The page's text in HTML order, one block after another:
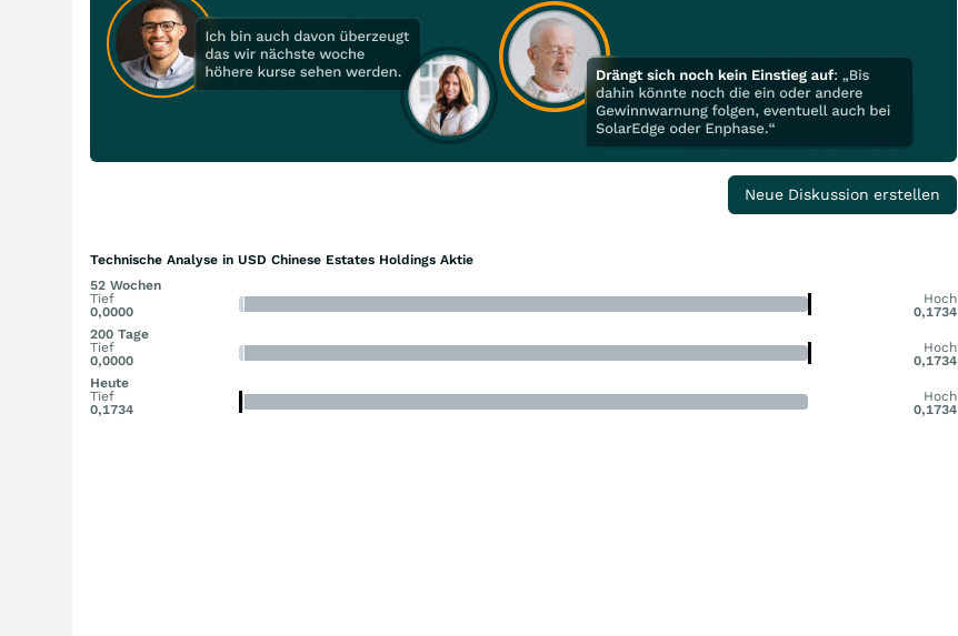
Neue Diskussion erstellen
Technische Analyse in USD Chinese Estates Holdings Aktie
52 Wochen
Tief
0,0000
Hoch
0,1734
200 Tage
Tief
0,0000
Hoch
0,1734
Heute
Tief
0,1734
Hoch
0,1734